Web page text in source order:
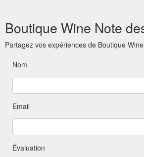
Boutique Wine Note
Partagez vos expériences de Boutique Wine
Nom
Email
Évaluation